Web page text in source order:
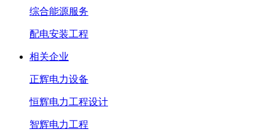
综合能源服务
配电安装工程
相关企业
正辉电力设备
恒辉电力工程设计
智辉电力工程